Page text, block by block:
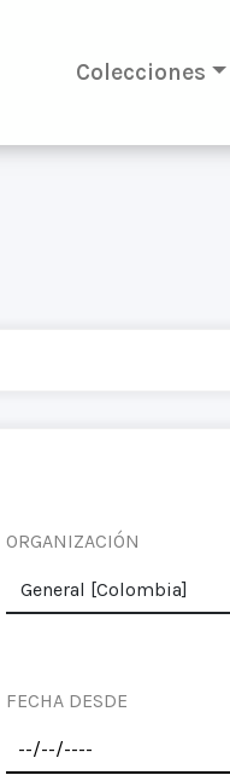
Colecciones
ORGANIZACIÓN
FECHA DESDE